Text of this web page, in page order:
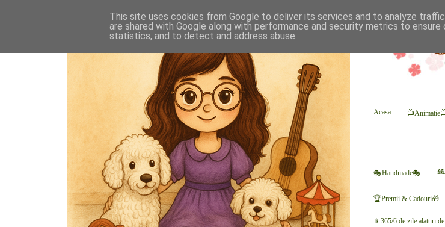
Acasa
🎭Handmade🎭
🏆Premii & Cadouri🎁
📱365/6 de zile alaturi
This site uses cookies from Google to deliver its services and to analyze
are shared with Google along with performance and security metrics to
statistics, and to detect and address abuse.